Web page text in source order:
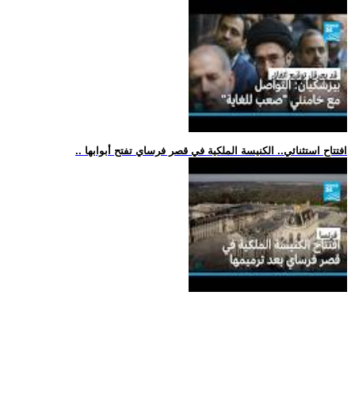
.. افتتاح استثنائي.. الكنيسة الملكية في قصر فرساي تفتح أبوابها